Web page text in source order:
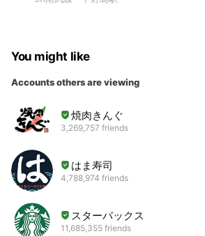
You might like
Accounts others are viewing
焼肉きんぐ
3,269,757 friends
はま寿司
4,788,974 friends
スターバックス
11,685,355 friends